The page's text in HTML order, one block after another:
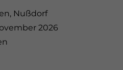
Nußdorf
2026